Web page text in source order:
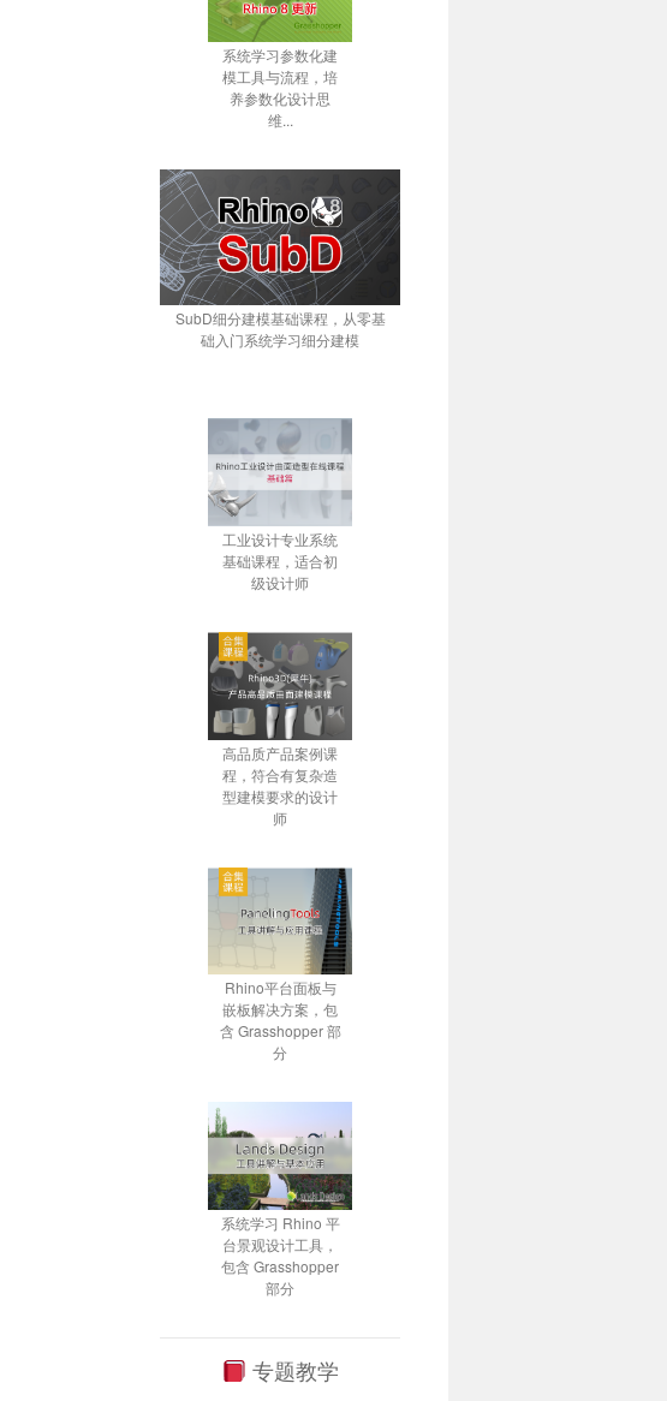
系统学习参数化建
模工具与流程，培
养参数化设计思
维...
SubD细分建模基础课程，从零基
础入门系统学习细分建模
工业设计专业系统
基础课程，适合初
级设计师
高品质产品案例课
程，符合有复杂造
型建模要求的设计
师
Rhino平台面板与
嵌板解决方案，包
含 Grasshopper 部
分
系统学习 Rhino 平
台景观设计工具，
包含 Grasshopper
部分
专题教学